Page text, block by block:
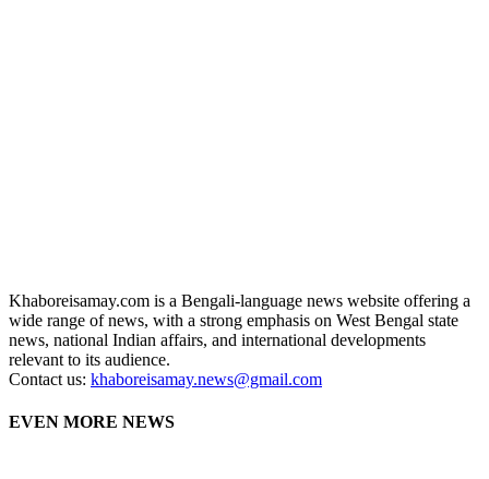
Khaboreisamay.com is a Bengali-language news website offering a
wide range of news, with a strong emphasis on West Bengal state
news, national Indian affairs, and international developments
relevant to its audience.
Contact us: khaboreisamay.news@gmail.com
EVEN MORE NEWS